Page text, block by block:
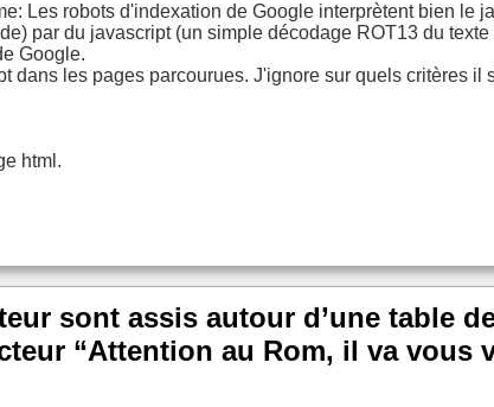
Les robots d'indexation de Google interprètent bien le
par du javascript (un simple décodage ROT13 du
Google.
dans les pages parcourues. J'ignore sur quels critères il
html.
sont assis autour d’une table
“Attention au Rom, il va vous